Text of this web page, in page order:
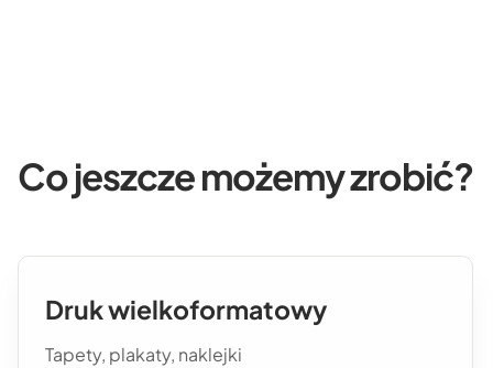
Co jeszcze możemy zrobić?
Druk wielkoformatowy
Tapety, plakaty, naklejki